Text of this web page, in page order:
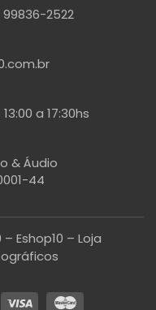
2522
a 17:30hs
& Áudio
44
Eshop10 – Loja